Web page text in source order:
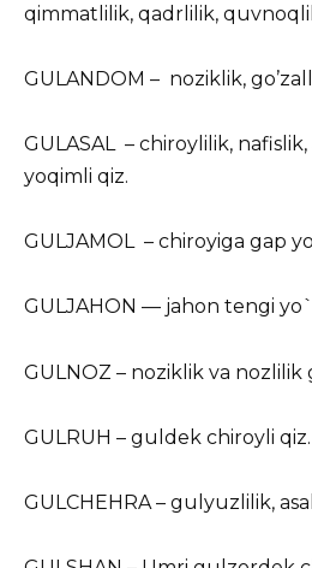
qimmatlilik, qadrlilik,
GULANDOM – noziklik,
GULASAL – chiroylilik,
yoqimli qiz.
GULJAMOL – chiroyiga gap
GULJAHON — jahon tengi
GULNOZ – noziklik va nozlilik
GULRUH – guldek chiroyli qiz.
GULCHEHRA – gulyuzlilik,